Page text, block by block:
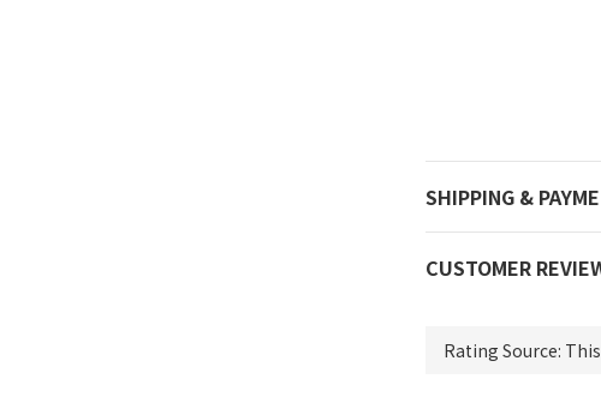
SHIPPING &
CUSTOMER